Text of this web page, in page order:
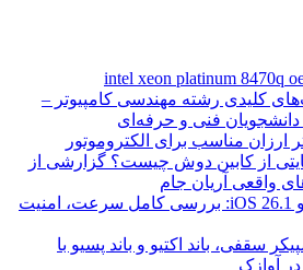
کلیدی رشته مهندسی کامپیوتر –
فنی و حرفه‌ای
ارزان مناسب برای الکتروموتور
از کابین دوش چیست؟ گزارشی از
واقعی آریان جام
مقایسه اندروید 16 و iOS 26.1: بررسی کامل سرعت، امنیت
سقفی، باند اکتیو و باند پسیو با
آوازک